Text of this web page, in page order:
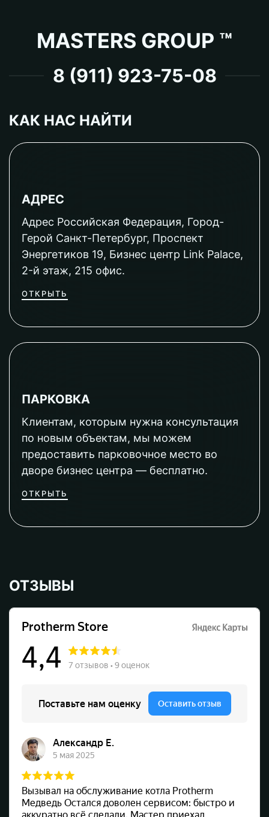
MASTERS GROUP ™
8 (911) 923-75-08
КАК НАС НАЙТИ
АДРЕС
Адрес Российская Федерация, Город-
Герой Санкт-Петербург, Проспект
Энергетиков 19, Бизнес центр Link Palace,
2-й этаж, 215 офис.
ОТКРЫТЬ
ПАРКОВКА
Клиентам, которым нужна консультация
по новым объектам, мы можем
предоставить парковочное место во
дворе бизнес центра — бесплатно.
ОТКРЫТЬ
ОТЗЫВЫ